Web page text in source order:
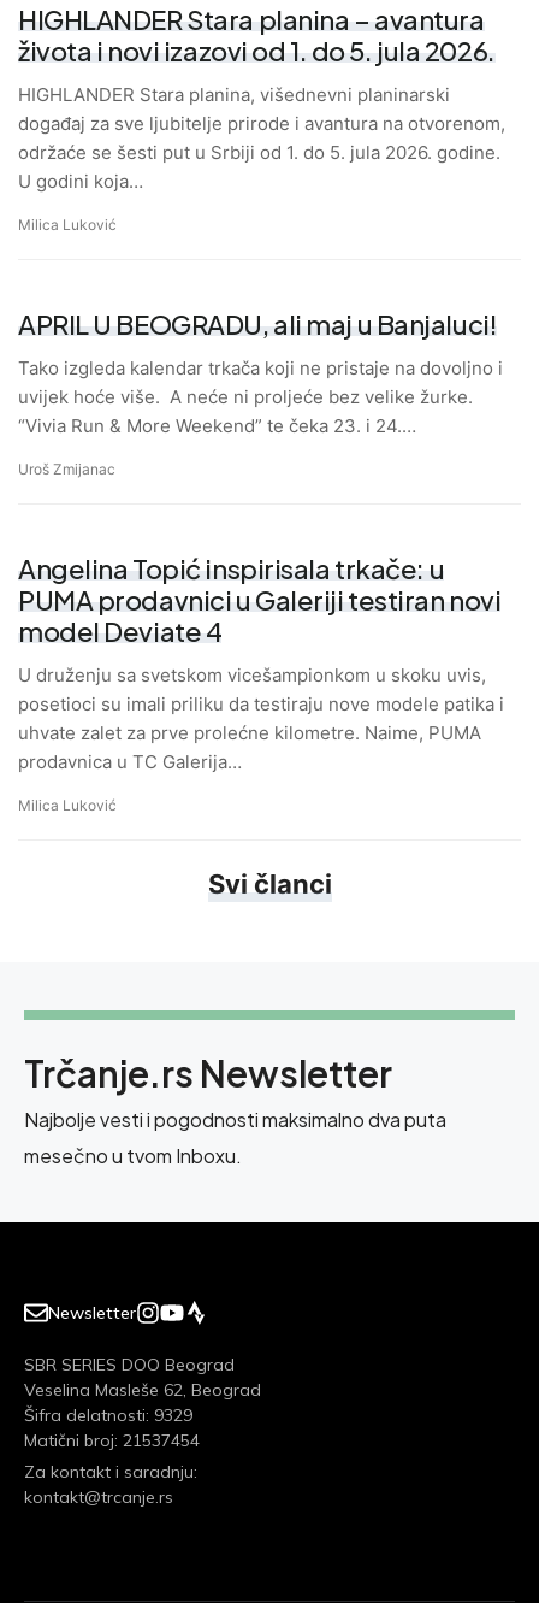
HIGHLANDER Stara planina – avantura
života i novi izazovi od 1. do 5. jula 2026.
HIGHLANDER Stara planina, višednevni planinarski
događaj za sve ljubitelje prirode i avantura na otvorenom,
održaće se šesti put u Srbiji od 1. do 5. jula 2026. godine.
U godini koja…
Milica Luković
APRIL U BEOGRADU, ali maj u Banjaluci!
Tako izgleda kalendar trkača koji ne pristaje na dovoljno i
uvijek hoće više. A neće ni proljeće bez velike žurke.
“Vivia Run & More Weekend” te čeka 23. i 24.…
Uroš Zmijanac
Angelina Topić inspirisala trkače: u
PUMA prodavnici u Galeriji testiran novi
model Deviate 4
U druženju sa svetskom vicešampionkom u skoku uvis,
posetioci su imali priliku da testiraju nove modele patika i
uhvate zalet za prve prolećne kilometre. Naime, PUMA
prodavnica u TC Galerija…
Milica Luković
Svi članci
Trčanje.rs Newsletter
Najbolje vesti i pogodnosti maksimalno dva puta
mesečno u tvom Inboxu.
Newsletter
SBR SERIES DOO Beograd
Veselina Masleše 62, Beograd
Šifra delatnosti: 9329
Matični broj: 21537454
Za kontakt i saradnju:
kontakt@trcanje.rs